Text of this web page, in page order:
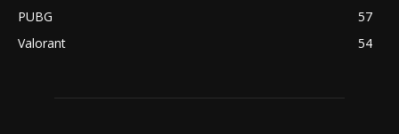
PUBG
57
Valorant
54